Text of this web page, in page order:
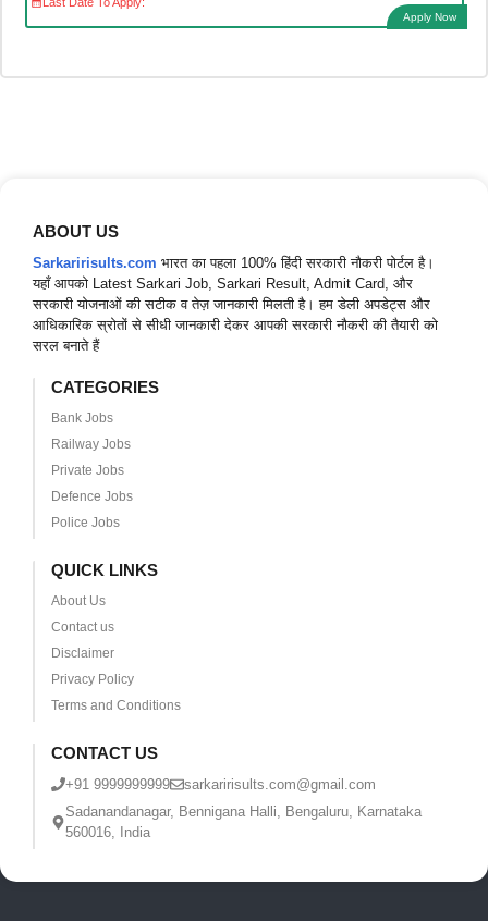
Apply Now
ABOUT US
Sarkaririsults.com भारत का पहला 100% हिंदी सरकारी नौकरी पोर्टल है।
यहाँ आपको Latest Sarkari Job, Sarkari Result, Admit Card, और
सरकारी योजनाओं की सटीक व तेज़ जानकारी मिलती है। हम डेली अपडेट्स और
आधिकारिक स्रोतों से सीधी जानकारी देकर आपकी सरकारी नौकरी की तैयारी को
सरल बनाते हैं
CATEGORIES
Bank Jobs
Railway Jobs
Private Jobs
Defence Jobs
Police Jobs
QUICK LINKS
About Us
Contact us
Disclaimer
Privacy Policy
Terms and Conditions
CONTACT US
+91 9999999999
sarkaririsults.com@gmail.com
Sadanandanagar, Bennigana Halli, Bengaluru, Karnataka
560016, India